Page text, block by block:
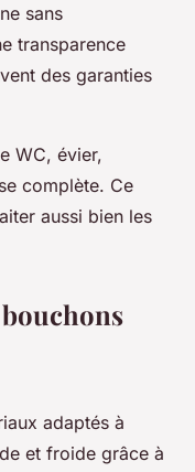
sans
transparence
des garanties
WC, évier,
complète. Ce
aussi bien les
adaptés à
et froide grâce à